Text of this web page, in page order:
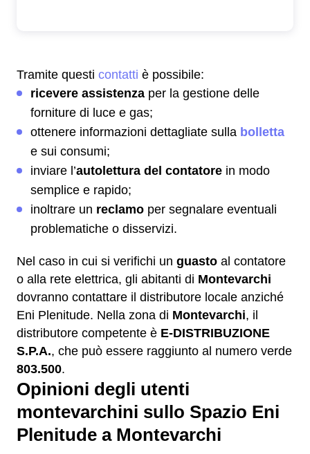
Tramite questi contatti è possibile:
ricevere assistenza per la gestione delle
forniture di luce e gas;
ottenere informazioni dettagliate sulla bolletta
e sui consumi;
inviare l’autolettura del contatore in modo
semplice e rapido;
inoltrare un reclamo per segnalare eventuali
problematiche o disservizi.
Nel caso in cui si verifichi un guasto al contatore
o alla rete elettrica, gli abitanti di Montevarchi
dovranno contattare il distributore locale anziché
Eni Plenitude. Nella zona di Montevarchi, il
distributore competente è E-DISTRIBUZIONE
S.P.A., che può essere raggiunto al numero verde
803.500.
Opinioni degli utenti
montevarchini sullo Spazio Eni
Plenitude a Montevarchi